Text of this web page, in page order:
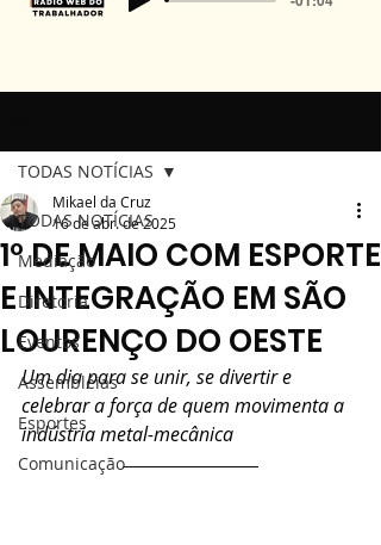
TODAS NOTÍCIAS
Mediação
Diretoria
Eventos
Assembléias
Esportes
Comunicação
TODAS NOTÍCIAS
1º DE MAIO COM ESPORTE
E INTEGRAÇÃO EM SÃO
LOURENÇO DO OESTE
Mikael da Cruz
16 de abr. de 2025
Um dia para se unir, se divertir e
celebrar a força de quem movimenta a
indústria metal-mecânica